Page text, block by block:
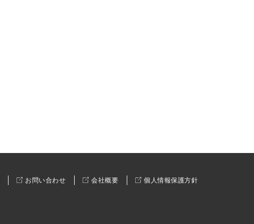
お問い合わせ 会社概要 個人情報保護方針